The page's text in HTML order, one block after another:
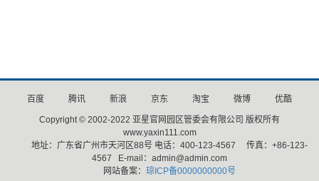
百度 腾讯 新浪 京东 淘宝 微博 优酷
Copyright © 2002-2022 亚星官网园区管委会有限公司 版权所有
www.yaxin111.com
地址：广东省广州市天河区88号 电话：400-123-4567 传真：+86-123-
4567 E-mail：admin@admin.com
网站备案： 琼ICP备0000000000号